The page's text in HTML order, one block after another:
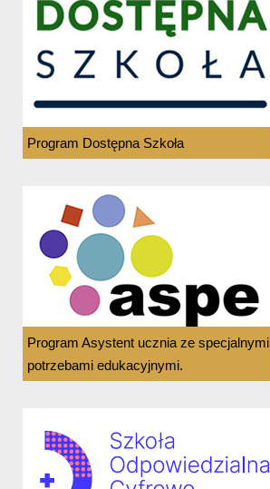
Program Dostępna Szkoła
Program Asystent ucznia ze specjalnymi
potrzebami edukacyjnymi.